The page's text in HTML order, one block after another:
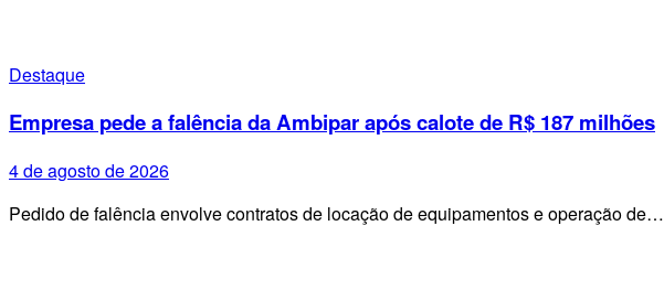
Destaque
Empresa pede a falência da Ambipar após calote de R$ 187 milhões
4 de agosto de 2026
Pedido de falência envolve contratos de locação de equipamentos e operação de…